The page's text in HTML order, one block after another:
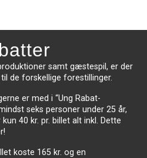
samt gæstespil, er der
de forskellige forestillinger.
er med i “Ung Rabat-
seks personer under 25 år,
40 kr. pr. billet alt inkl. Dette
koste 165 kr. og en